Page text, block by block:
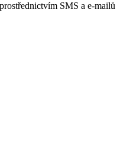
prostřednictvím SMS a e-mailů